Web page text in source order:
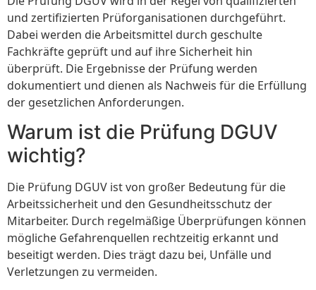
und zertifizierten Prüforganisationen durchgeführt.
Dabei werden die Arbeitsmittel durch geschulte
Fachkräfte geprüft und auf ihre Sicherheit hin
überprüft. Die Ergebnisse der Prüfung werden
dokumentiert und dienen als Nachweis für die Erfüllung
der gesetzlichen Anforderungen.
Warum ist die Prüfung DGUV
wichtig?
Die Prüfung DGUV ist von großer Bedeutung für die
Arbeitssicherheit und den Gesundheitsschutz der
Mitarbeiter. Durch regelmäßige Überprüfungen können
mögliche Gefahrenquellen rechtzeitig erkannt und
beseitigt werden. Dies trägt dazu bei, Unfälle und
Verletzungen zu vermeiden.